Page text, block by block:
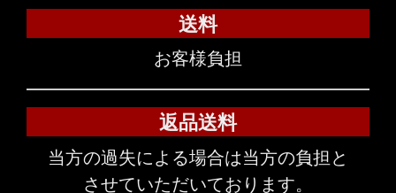
送料
お客様負担
返品送料
当方の過失による場合は当方の負担と
させていただいております。